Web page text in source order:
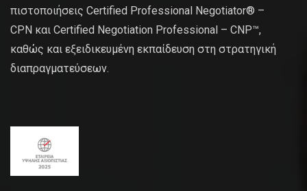
πιστοποιήσεις Certified Professional Negotiator® –
CPN και Certified Negotiation Professional – CNP™,
καθώς και εξειδικευμένη εκπαίδευση στη στρατηγική
διαπραγματεύσεων.